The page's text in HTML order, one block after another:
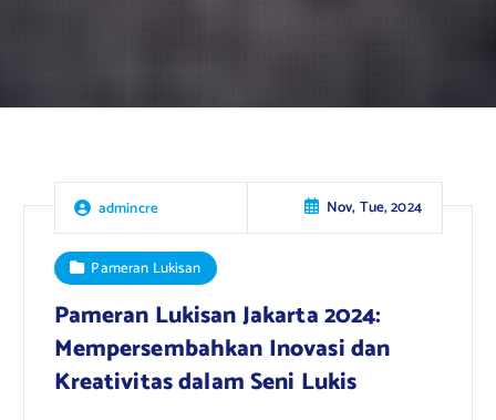
admincre Nov, Tue, 2024
Pameran Lukisan
Pameran Lukisan Jakarta 2024:
Mempersembahkan Inovasi dan
Kreativitas dalam Seni Lukis